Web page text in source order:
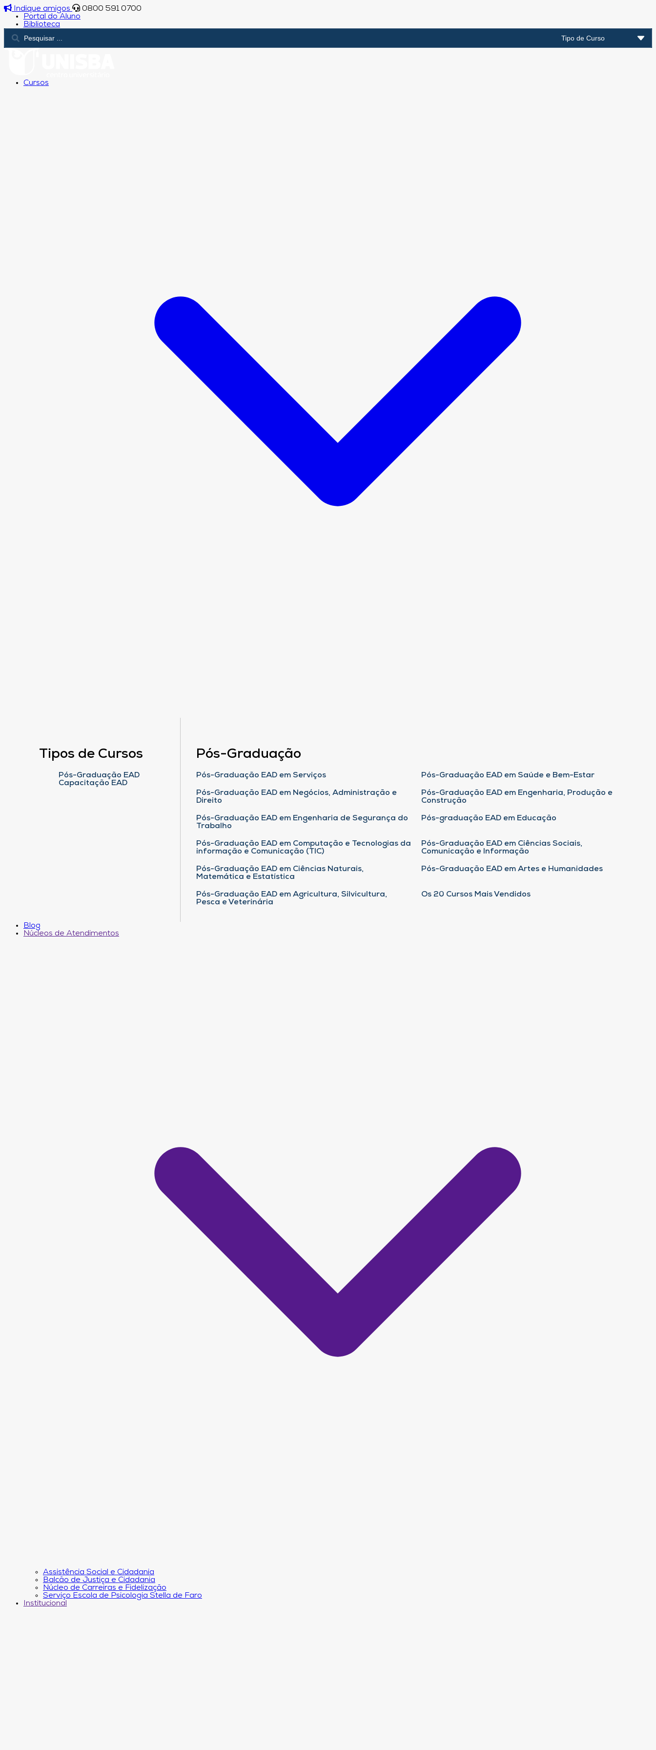
Indique amigos
0800 591 0700
Portal do Aluno
Biblioteca
Cursos
Tipos de Cursos
Pós-Graduação EAD
Capacitação EAD
Pós-Graduação
Pós-Graduação EAD em Serviços Pós-Graduação EAD em Saúde e Bem-Estar
Pós-Graduação EAD em Negócios, Administração e
Direito
Pós-Graduação EAD em Engenharia, Produção e
Construção
Pós-Graduação EAD em Engenharia de Segurança do
Trabalho
Pós-graduação EAD em Educação
Pós-Graduação EAD em Computação e Tecnologias da
informação e Comunicação (TIC)
Pós-Graduação EAD em Ciências Sociais,
Comunicação e Informação
Pós-Graduação EAD em Ciências Naturais,
Matemática e Estatística
Pós-Graduação EAD em Artes e Humanidades
Pós-Graduação EAD em Agricultura, Silvicultura,
Pesca e Veterinária
Os 20 Cursos Mais Vendidos
Blog
Núcleos de Atendimentos
Assistência Social e Cidadania
Balcão de Justiça e Cidadania
Núcleo de Carreiras e Fidelização
Serviço Escola de Psicologia Stella de Faro
Institucional